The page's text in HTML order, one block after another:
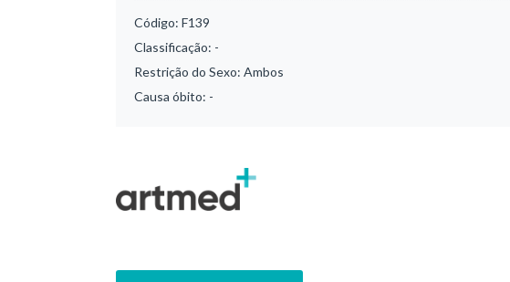
Código: F139
Classificação: -
Restrição do Sexo: Ambos
Causa óbito: -